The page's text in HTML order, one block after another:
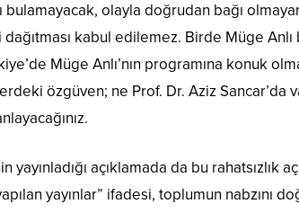
bulamayacak, olayla doğrudan bağı
kabul edilemez. Birde Müge
Müge Anlı’nın programına konuk
özgüven; ne Prof. Dr. Aziz Sancar’da
yayınladığı açıklamada da bu rahatsızlık
yayınlar” ifadesi, toplumun nabzını